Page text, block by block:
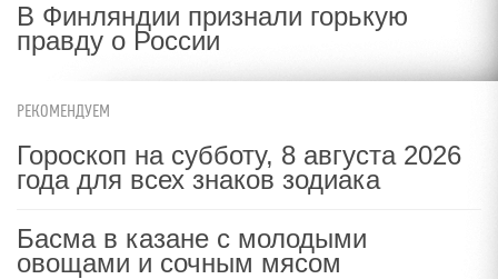
В Финляндии признали горькую
правду о России
РЕКОМЕНДУЕМ
Гороскоп на субботу, 8 августа 2026
года для всех знаков зодиака
Басма в казане с молодыми
овощами и сочным мясом